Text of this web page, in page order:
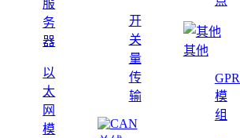
服
务
器
以
太
网
模
开
关
量
传
输
其他
模
组